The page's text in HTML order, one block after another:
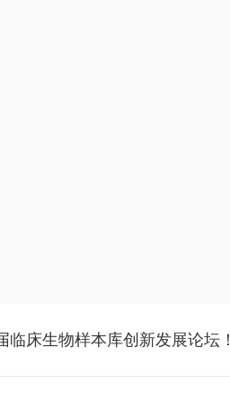
床生物样本库创新发展论坛！